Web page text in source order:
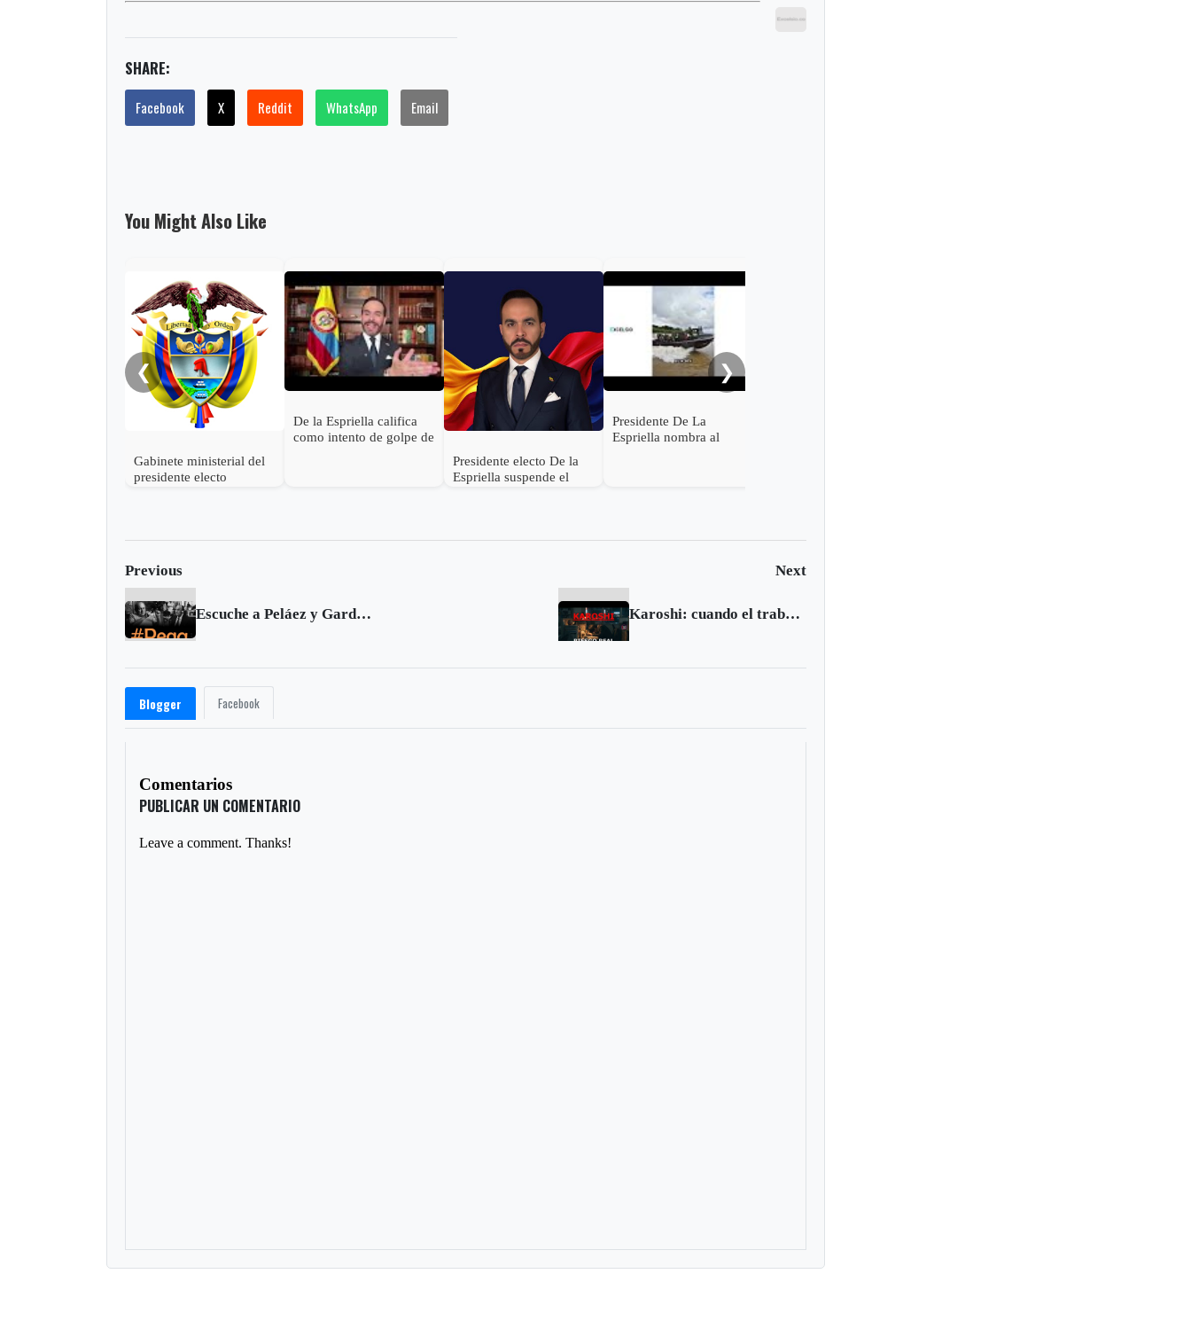
SHARE:
Facebook X Reddit WhatsApp Email
You Might Also Like
❮
Gabinete ministerial del
presidente electo
De la Espriella califica
como intento de golpe de
Presidente electo De la
Espriella suspende el
Presidente De La
Espriella nombra al
❯
Previous Next
Escuche a Peláez y Gardeazábal en su Pega | Noviembre 4 de 2016 Karoshi: cuando el trabajo te mata
Blogger Facebook
Comentarios
PUBLICAR UN COMENTARIO
Leave a comment. Thanks!